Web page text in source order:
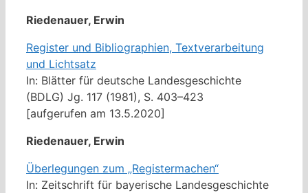
Riedenauer, Erwin
Register und Bibliographien, Textverarbeitung
und Lichtsatz
In: Blätter für deutsche Landesgeschichte
(BDLG) Jg. 117 (1981), S. 403–423
[aufgerufen am 13.5.2020]
Riedenauer, Erwin
Überlegungen zum „Registermachen“
In: Zeitschrift für bayerische Landesgeschichte